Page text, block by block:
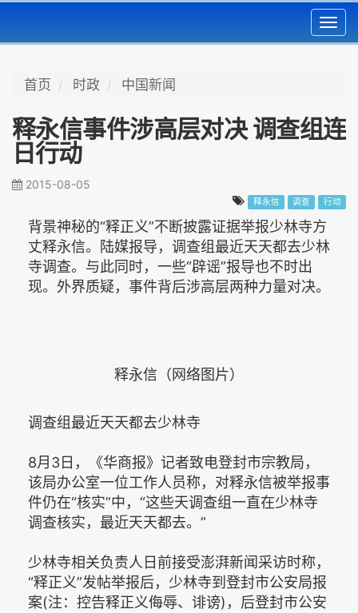
首页 时政 中国新闻
释永信事件涉高层对决 调查组连
日行动
2015-08-05
释永信 调查 行动
背景神秘的“释正义”不断披露证据举报少林寺方
丈释永信。陆媒报导，调查组最近天天都去少林
寺调查。与此同时，一些“辟谣”报导也不时出
现。外界质疑，事件背后涉高层两种力量对决。
释永信（网络图片）
调查组最近天天都去少林寺
8月3日，《华商报》记者致电登封市宗教局，
该局办公室一位工作人员称，对释永信被举报事
件仍在“核实”中，“这些天调查组一直在少林寺
调查核实，最近天天都去。”
少林寺相关负责人日前接受澎湃新闻采访时称，
“释正义”发帖举报后，少林寺到登封市公安局报
案(注：控告释正义侮辱、诽谤)，后登封市公安